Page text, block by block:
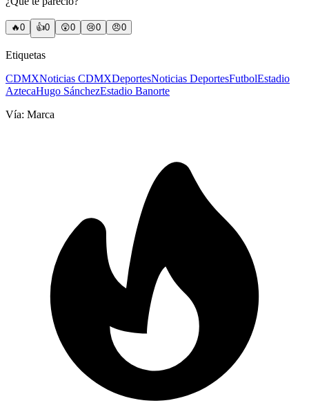
🔥0 👍0 😲0 😢0 😠0
Etiquetas
CDMXNoticias CDMXDeportesNoticias DeportesFutbolEstadio
AztecaHugo SánchezEstadio Banorte
Vía: Marca